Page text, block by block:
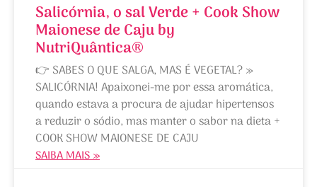
Salicórnia, o sal Verde + Cook Show
Maionese de Caju by
NutriQuântica®
👉 SABES O QUE SALGA, MAS É VEGETAL? »
SALICÓRNIA! Apaixonei-me por essa aromática,
quando estava a procura de ajudar hipertensos
a reduzir o sódio, mas manter o sabor na dieta +
COOK SHOW MAIONESE DE CAJU
SAIBA MAIS »